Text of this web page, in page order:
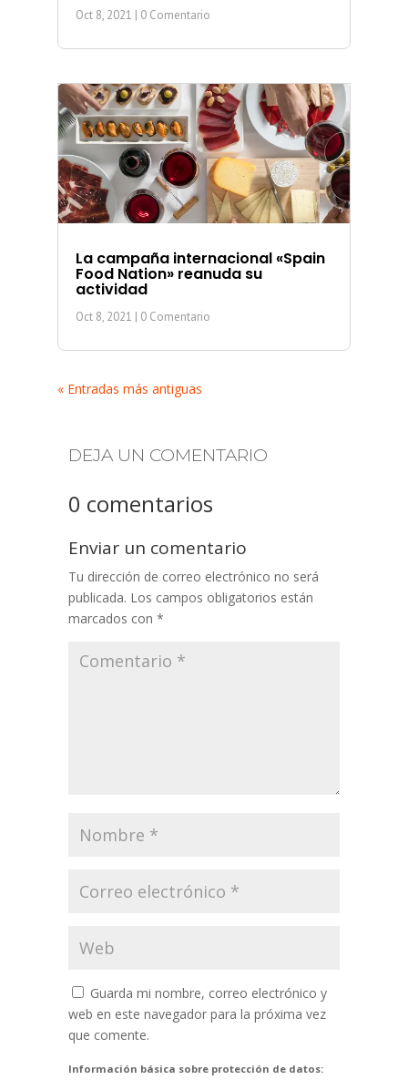
Oct 8, 2021 | 0 Comentario
La campaña internacional «Spain
Food Nation» reanuda su
actividad
Oct 8, 2021 | 0 Comentario
« Entradas más antiguas
DEJA UN COMENTARIO
0 comentarios
Enviar un comentario
Tu dirección de correo electrónico no será
publicada. Los campos obligatorios están
marcados con *
Guarda mi nombre, correo electrónico y
web en este navegador para la próxima vez
que comente.
Información básica sobre protección de datos: